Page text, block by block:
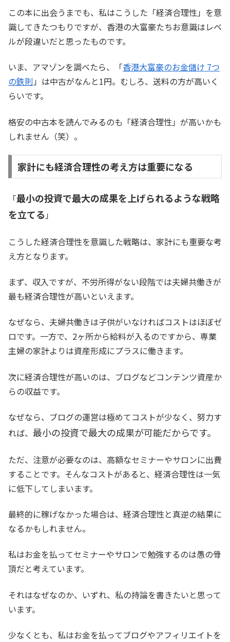
この本に出会うまでも、私はこうした「経済合理性」を意
識してきたつもりですが、香港の大富豪たちお意識はレベ
ルが段違いだと思ったものです。
いま、アマゾンを調べたら、「香港大富豪のお金儲け 7つ
の鉄則 」は中古がなんと1円。むしろ、送料の方が高いく
らいです。
格安の中古本を読んでみるのも「経済合理性」が高いかも
しれません（笑）。
家計にも経済合理性の考え方は重要になる
「最小の投資で最大の成果を上げられるような戦略
を立てる 」
こうした経済合理性を意識した戦略は、家計にも重要な考
え方となります。
まず、収入ですが、不労所得がない段階では夫婦共働きが
最も経済合理性が高いといえます。
なぜなら、夫婦共働きは子供がいなければコストはほぼゼ
ロです。一方で、2ヶ所から給料が入るのですから、専業
主婦の家計よりは資産形成にプラスに働きます。
次に経済合理性が高いのは、ブログなどコンテンツ資産か
らの収益です。
なぜなら、ブログの運営は極めてコストが少なく、努力す
れば、 最小の投資で最大の成果が可能だからです。
ただ、注意が必要なのは、高額なセミナーやサロンに出費
することです。そんなコストがあると、経済合理性は一気
に低下してしまいます。
最終的に稼げなかった場合は、経済合理性と真逆の結果に
なるかもしれません。
私はお金を払ってセミナーやサロンで勉強するのは愚の骨
頂だと考えています。
それはなぜなのか、いずれ、私の持論を書きたいと思って
います。
少なくとも、私はお金を払ってブログやアフィリエイトを